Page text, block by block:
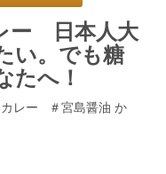
ー 日本人大
い。でも糖
たへ！
カレー ＃宮島醤油 か